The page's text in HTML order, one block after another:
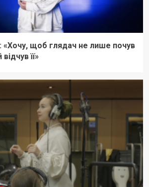
«Хочу, щоб глядач не лише почув
її»